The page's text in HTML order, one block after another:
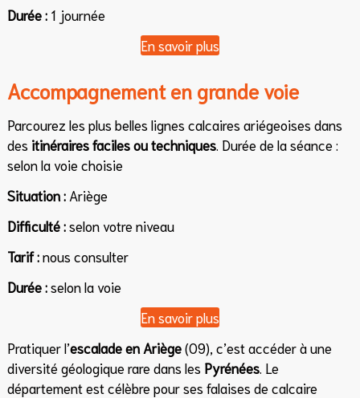
Durée :1 journée
En savoir plus
Accompagnement en grande voie
Parcourez les plus belles lignes calcaires ariégeoises dans
des itinéraires faciles ou techniques. Durée de la séance :
selon la voie choisie
Situation :Ariège
Difficulté :selon votre niveau
Tarif :nous consulter
Durée :selon la voie
En savoir plus
Pratiquer l’escalade en Ariège(09), c’est accéder à une
diversité géologique rare dans les Pyrénées. Le
département est célèbre pour ses falaises de calcaire